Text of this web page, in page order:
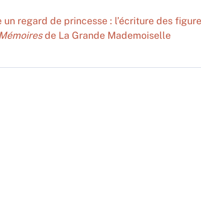
un regard de princesse : l’écriture des
de La Grande Mademoiselle